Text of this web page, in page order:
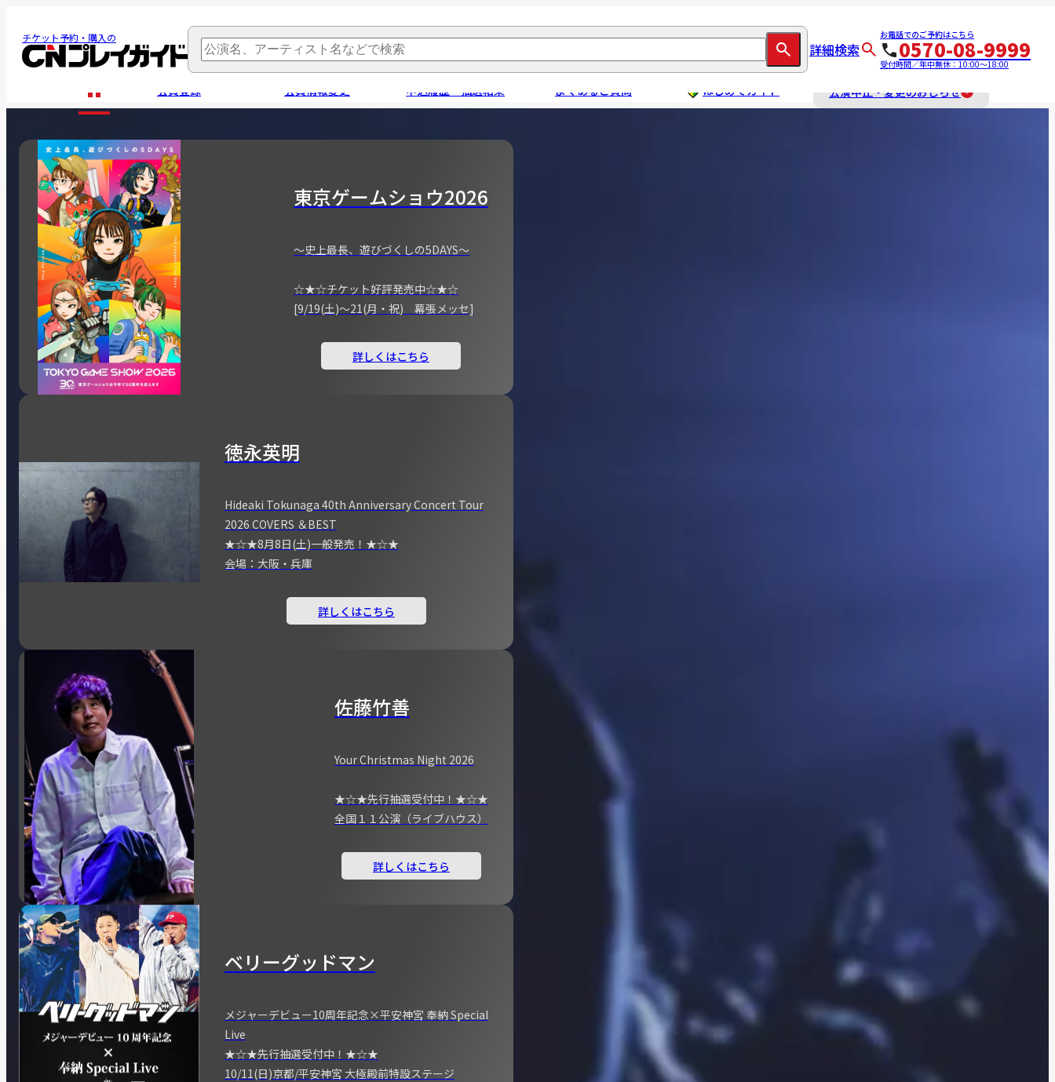
チケット予約・購入の
詳細検索
お電話でのご予約はこちら
0570-08-9999
受付時間／年中無休：10:00～18:00
会員登録 会員情報変更 申込履歴・抽選結果 よくあるご質問 はじめてガイド 公演中止・変更のおしらせ
東京ゲームショウ2026
～史上最長、遊びづくしの5DAYS～
☆★☆チケット好評発売中☆★☆
[9/19(土)～21(月・祝) 幕張メッセ]
詳しくはこちら
徳永英明
Hideaki Tokunaga 40th Anniversary Concert Tour
2026 COVERS ＆BEST
★☆★8月8日(土)一般発売！★☆★
会場：大阪・兵庫
詳しくはこちら
佐藤竹善
Your Christmas Night 2026
★☆★先行抽選受付中！★☆★
全国１１公演（ライブハウス）
詳しくはこちら
ベリーグッドマン
メジャーデビュー10周年記念×平安神宮 奉納 Special
Live
★☆★先行抽選受付中！★☆★
10/11(日)京都/平安神宮 大極殿前特設ステージ